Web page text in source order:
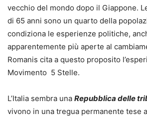
vecchio del mondo dopo il Giappone.
di 65 anni sono un quarto della
condiziona le esperienze politiche,
apparentemente più aperte al
Romanis cita a questo proposito
Movimento 5 Stelle.
L’Italia sembra una Repubblica delle
vivono in una tregua permanente tese